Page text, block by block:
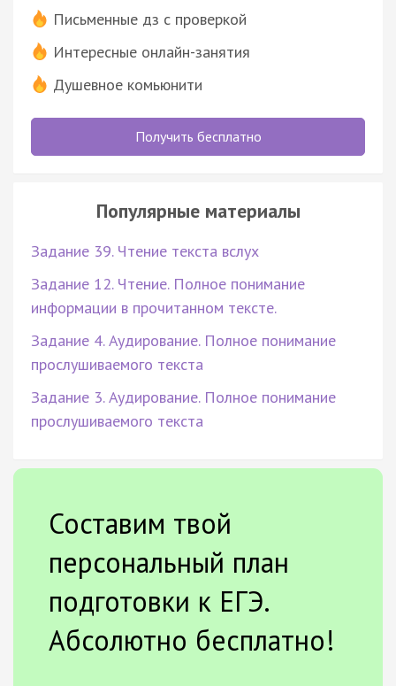
Письменные дз с проверкой
Интересные онлайн-занятия
Душевное комьюнити
Получить бесплатно
Популярные материалы
Задание 39. Чтение текста вслух
Задание 12. Чтение. Полное понимание
информации в прочитанном тексте.
Задание 4. Аудирование. Полное понимание
прослушиваемого текста
Задание 3. Аудирование. Полное понимание
прослушиваемого текста
Составим твой
персональный план
подготовки к ЕГЭ.
Абсолютно бесплатно!